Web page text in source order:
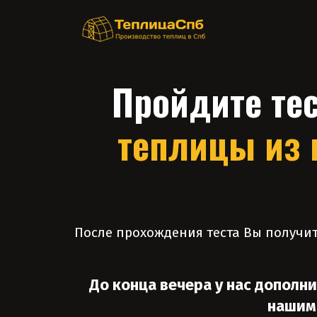
Пройдите
теплицы из
После прохождения теста Вы
До конца вечера у нас